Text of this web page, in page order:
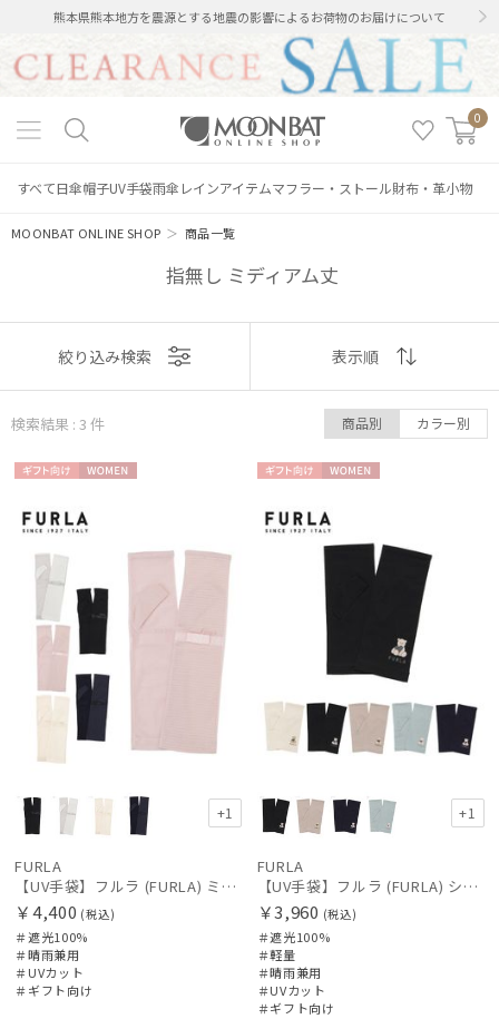
熊本県熊本地方を震源とする地震の影響によるお荷物のお届けについて
0
すべて日傘帽子UV手袋雨傘 レインアイテムマフラー・ストール財布・革小物
MOONBAT ONLINE SHOP ＞商品一覧
指無し ミディアム丈
絞り込み
レディース メンズ
カテゴリー
ブランド
傘機能
手袋・アームカバー
その他
カラー
表示
おすすめ
価格の高い
順
価格の低い
順
人気順
売上点数順
お気に入り
絞り込み検索 表示順
検索結果 : 3 件 商品別 カラー別
向け
N
+1
FURLA
【UV手袋】フルラ (FURLA) ミディアム ＵＶ手袋 リボン 指無し
￥4,400 (税込)
＃遮光100%
＃晴雨兼用
＃UVカット
＃ギフト向け
向け
N
+1
FURLA
【UV手袋】フルラ (FURLA) ショート ＵＶ手袋 ハートベア 指無し
￥3,960 (税込)
＃遮光100%
＃軽量
＃晴雨兼用
＃UVカット
＃ギフト向け